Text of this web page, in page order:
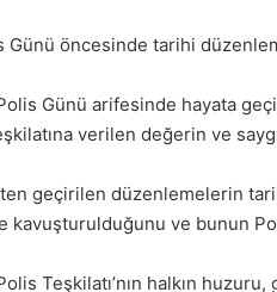
Günü öncesinde tarihi
Günü arifesinde hayata
verilen değerin ve
geçirilen düzenlemelerin
kavuşturulduğunu ve bunun
Teşkilatı’nın halkın